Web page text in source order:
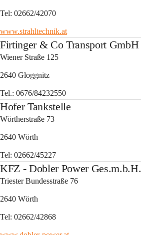
Tel: 02662/42070
www.strahltechnik.at
Firtinger & Co Transport GmbH
Wiener Straße 125
2640 Gloggnitz
Tel.: 0676/84232550
Hofer Tankstelle
Wörtherstraße 73
2640 Wörth
Tel: 02662/45227
KFZ - Dobler Power Ges.m.b.H.
Triester Bundesstraße 76
2640 Wörth
Tel: 02662/42868